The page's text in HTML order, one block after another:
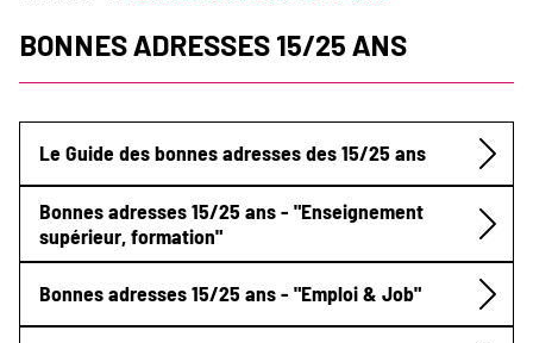
Fil
d'Ariane
Bonnes adresses 15/25 ans
Submenu
Le Guide des bonnes adresses des 15/25 ans
Bonnes adresses 15/25 ans - "Enseignement
supérieur, formation"
Bonnes adresses 15/25 ans - "Emploi & Job"